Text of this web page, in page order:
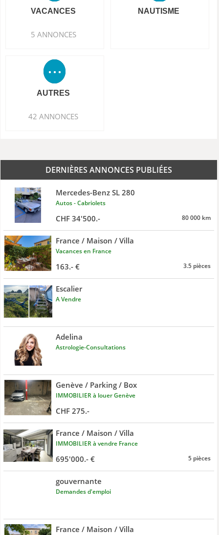
VACANCES
5 ANNONCES
NAUTISME
AUTRES
42 ANNONCES
DERNIÈRES ANNONCES PUBLIÉES
Mercedes-Benz SL 280
Autos - Cabriolets
CHF 34'500.- 80 000 km
France / Maison / Villa
Vacances en France
163.- € 3.5 pièces
Escalier
A Vendre
Adelina
Astrologie-Consultations
Genève / Parking / Box
IMMOBILIER à louer Genève
CHF 275.-
France / Maison / Villa
IMMOBILIER à vendre France
695'000.- € 5 pièces
gouvernante
Demandes d'emploi
France / Maison / Villa